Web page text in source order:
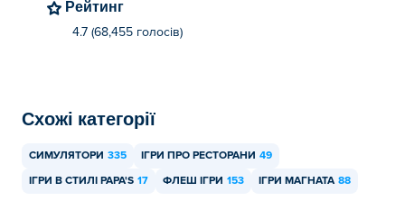
Рейтинг
4.7 (68,455 голосів)
Схожі категорії
СИМУЛЯТОРИ 335 ІГРИ ПРО РЕСТОРАНИ 49
ІГРИ В СТИЛІ PAPA'S 17 ФЛЕШ ІГРИ 153 ІГРИ МАГНАТА 88